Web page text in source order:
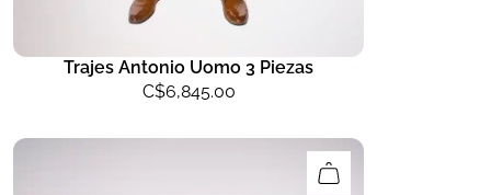
Trajes Antonio Uomo 3 Piezas
C$6,845.00